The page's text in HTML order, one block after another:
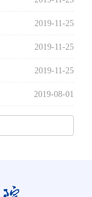
2019-11-25
2019-11-25
2019-11-25
2019-08-01